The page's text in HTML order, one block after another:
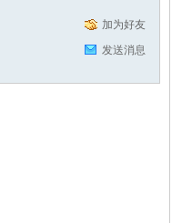
加为好友
发送消息